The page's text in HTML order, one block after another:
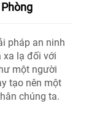
pháp an ninh
xa lạ đối với
một người
tạo nên một
chúng ta.